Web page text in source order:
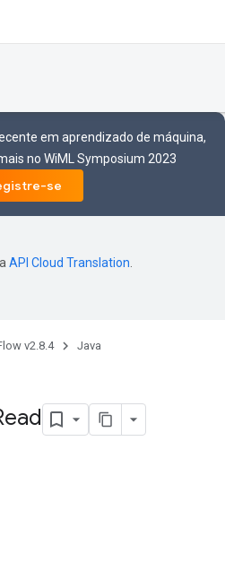
em aprendizado de máquina,
no WiML Symposium 2023
se
API Cloud Translation
v2.8.4 Java